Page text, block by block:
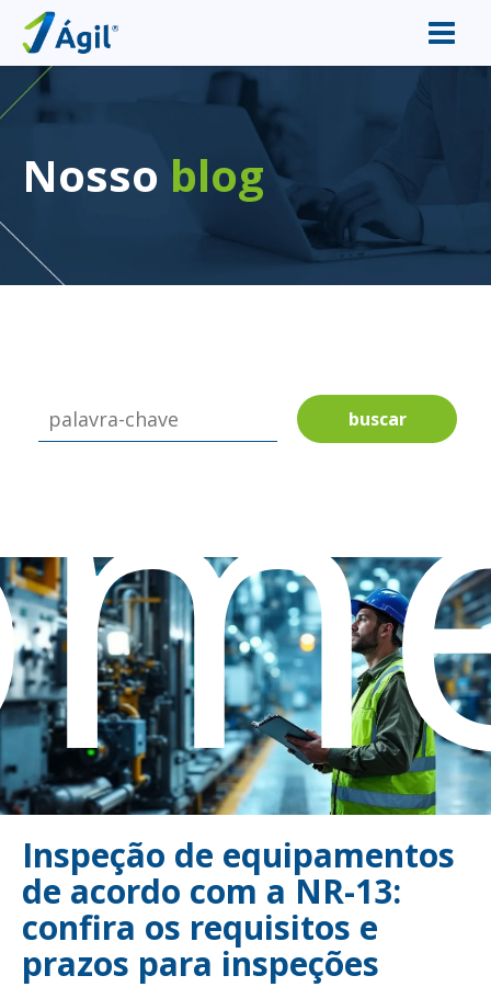
Nosso blog
buscar
Inspeção de equipamentos
de acordo com a NR-13:
confira os requisitos e
prazos para inspeções